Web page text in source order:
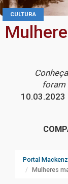
CULTURA
foram
10.03.2023
Portal
Mulheres